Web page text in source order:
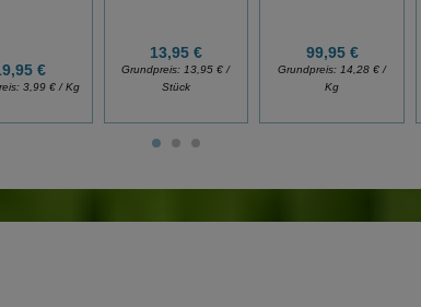
€
3,99 € / Kg
13,95 €
Grundpreis:13,95 € /
Stück
99,95 €
Grundpreis:14,28 € /
Kg